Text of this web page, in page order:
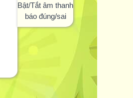
Bật/Tắt âm thanh
báo đúng/sai